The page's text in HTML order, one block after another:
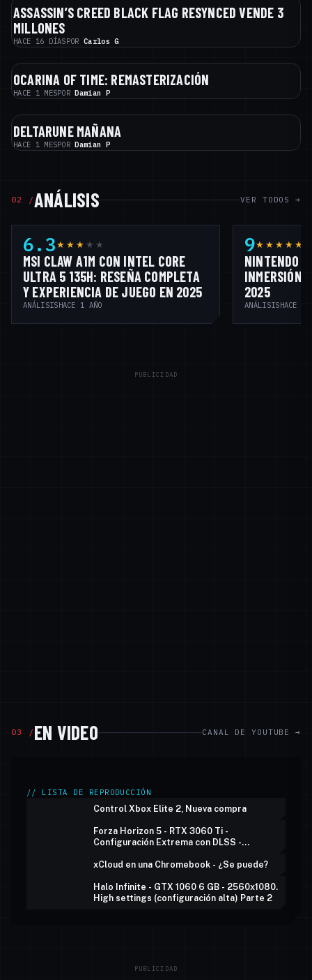
NOTICIAS
ASSASSIN’S CREED BLACK FLAG RESYNCED VENDE 3
MILLONES
HACE 16 DÍASPORCarlos G
NOTICIAS
OCARINA OF TIME: REMASTERIZACIÓN
HACE 1 MESPORDamian P
NOTICIAS
DELTARUNE MAÑANA
HACE 1 MESPORDamian P
02 /ANÁLISIS VER TODOS →
6.3 ★★★ ★ ★
MSI CLAW A1M CON INTEL CORE
ULTRA 5 135H: RESEÑA COMPLETA
Y EXPERIENCIA DE JUEGO EN 2025
ANÁLISISHACE 1 AÑO
9★★★★★
NINTENDO
INMERSIÓN
2025
ANÁLISISHACE 2
PUBLICIDAD
03 / EN VIDEO CANAL DE YOUTUBE →
¿CÓMO CONECTAR MÚLTIPLES MONITORES A
// LISTA DE REPRODUCCIÓN
Control Xbox Elite 2, Nueva compra
Forza Horizon 5 - RTX 3060 Ti -
Configuración Extrema con DLSS -
xCloud en una Chromebook - ¿Se puede?
Halo Infinite - GTX 1060 6 GB - 2560x1080.
High settings (configuración alta) Parte 2
PUBLICIDAD